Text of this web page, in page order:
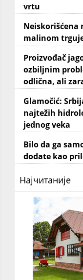
vrtu
Neiskorišćena
malinom
Proizvođač
ozbiljnim
odlična, ali
Glamočić:
najtežih
jednog veka
Bilo da ga
dodate kao
Најчитаније